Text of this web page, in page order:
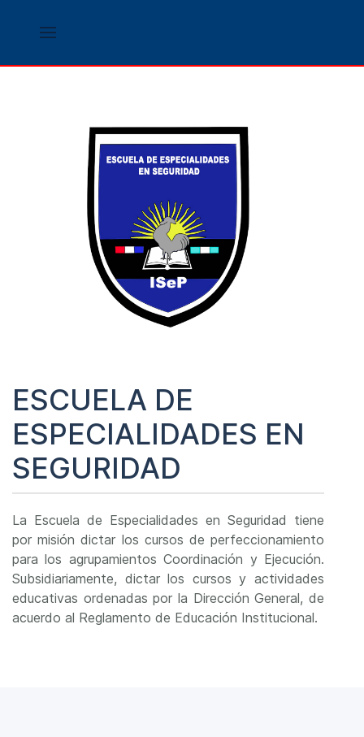
ESCUELA DE
ESPECIALIDADES EN
SEGURIDAD
La Escuela de Especialidades en Seguridad tiene
por misión dictar los cursos de perfeccionamiento
para los agrupamientos Coordinación y Ejecución.
Subsidiariamente, dictar los cursos y actividades
educativas ordenadas por la Dirección General, de
acuerdo al Reglamento de Educación Institucional.